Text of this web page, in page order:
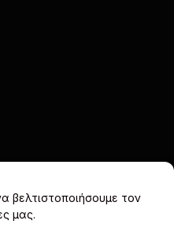
βελτιστοποιήσουμε τον
μας.